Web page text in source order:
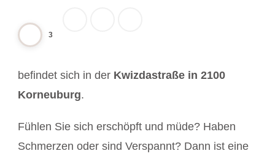
3
befindet sich in der Kwizdastraße in 2100
Korneuburg.
Fühlen Sie sich erschöpft und müde? Haben
Schmerzen oder sind Verspannt? Dann ist eine